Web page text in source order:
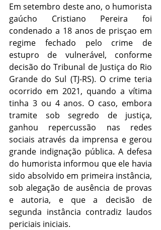
Em setembro deste ano, o humorista
gaúcho Cristiano Pereira foi
condenado a 18 anos de prisçao em
regime fechado pelo crime de
estupro de vulnerável, conforme
decisão do Tribunal de Justiça do Rio
Grande do Sul (TJ-RS). O crime teria
ocorrido em 2021, quando a vítima
tinha 3 ou 4 anos. O caso, embora
tramite sob segredo de justiça,
ganhou repercussão nas redes
sociais através da imprensa e gerou
grande indignação pública. A defesa
do humorista informou que ele havia
sido absolvido em primeira instância,
sob alegação de ausência de provas
e autoria, e que a decisão de
segunda instância contradiz laudos
periciais iniciais.